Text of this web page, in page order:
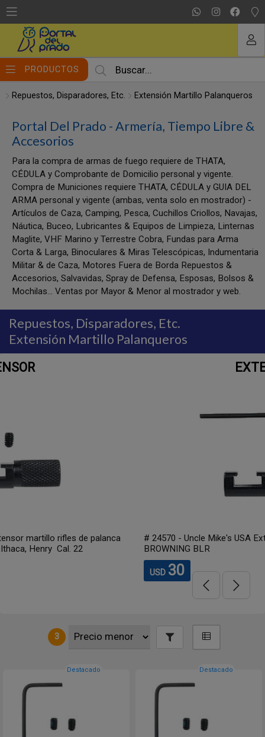
PRODUCTOS
Repuestos, Disparadores, Etc. Extensión Martillo Palanqueros
Portal Del Prado - Armería, Tiempo Libre &
Accesorios
Para la compra de armas de fuego requiere de THATA,
CÉDULA y Comprobante de Domicilio personal y vigente.
Compra de Municiones requiere THATA, CÉDULA y GUIA DEL
ARMA personal y vigente (ambas, venta solo en mostrador) -
Artículos de Caza, Camping, Pesca, Cuchillos Criollos, Navajas,
Náutica, Buceo, Lubricantes & Equipos de Limpieza, Linternas
Maglite, VHF Marino y Terrestre Cobra, Fundas para Arma
Corta & Larga, Binoculares & Miras Telescópicas, Indumentaria
Militar & de Caza, Motores Fuera de Borda Repuestos &
Accesorios, Salvavidas, Spray de Defensa, Esposas, Bolsos &
Mochilas... Ventas por Mayor & Menor al mostrador y web.
Repuestos, Disparadores, Etc.
Extensión Martillo Palanqueros
# 24570 - Uncle Mike's USA Extensor de martillo para
BROWNING BLR
3
Destacado Destacado